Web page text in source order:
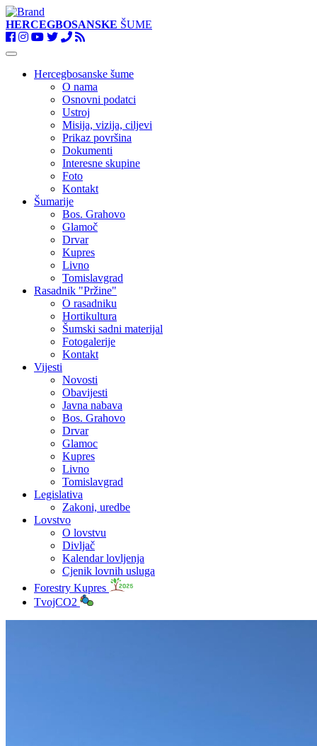
HERCEGBOSANSKE ŠUME
Toggle
navigationHercegbosanske šume
O nama
Osnovni podatci
Ustroj
Misija, vizija, ciljevi
Prikaz površina
Dokumenti
Interesne skupine
Foto
Kontakt
Šumarije
Bos. Grahovo
Glamoč
Drvar
Kupres
Livno
Tomislavgrad
Rasadnik "Pržine"
O rasadniku
Hortikultura
Šumski sadni materijal
Fotogalerije
Kontakt
Vijesti
Novosti
Obavijesti
Javna nabava
Bos. Grahovo
Drvar
Glamoc
Kupres
Livno
Tomislavgrad
Legislativa
Zakoni, uredbe
Lovstvo
O lovstvu
Divljač
Kalendar lovljenja
Cjenik lovnih usluga
Forestry Kupres
TvojCO2